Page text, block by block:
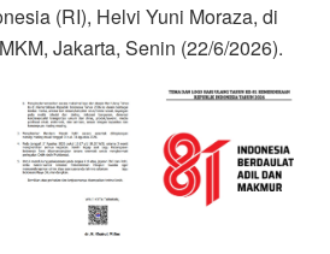
(RI), Helvi Yuni Moraza, di
Jakarta, Senin (22/6/2026).